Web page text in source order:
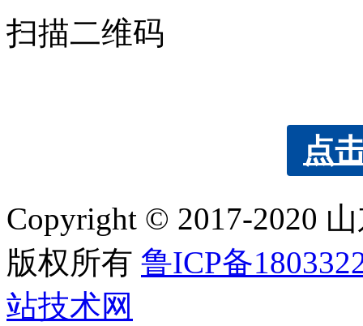
扫描二维码
点
Copyright © 2017-2020
版权所有 鲁ICP备
站技术网